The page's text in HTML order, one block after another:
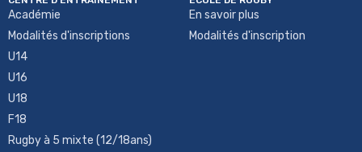
Académie
Modalités d'inscriptions
U14
U16
U18
F18
Rugby à 5 mixte (12/18ans)
En savoir plus
Modalités d'inscription